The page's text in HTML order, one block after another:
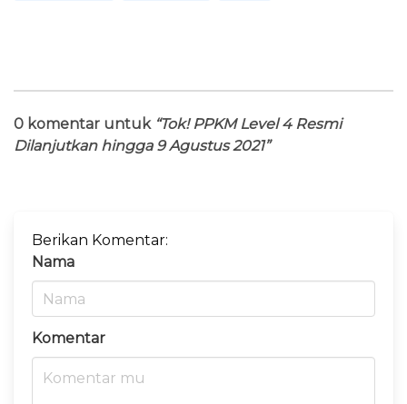
0 komentar untuk “Tok! PPKM Level 4 Resmi
Dilanjutkan hingga 9 Agustus 2021”
Berikan Komentar:
Nama
Komentar